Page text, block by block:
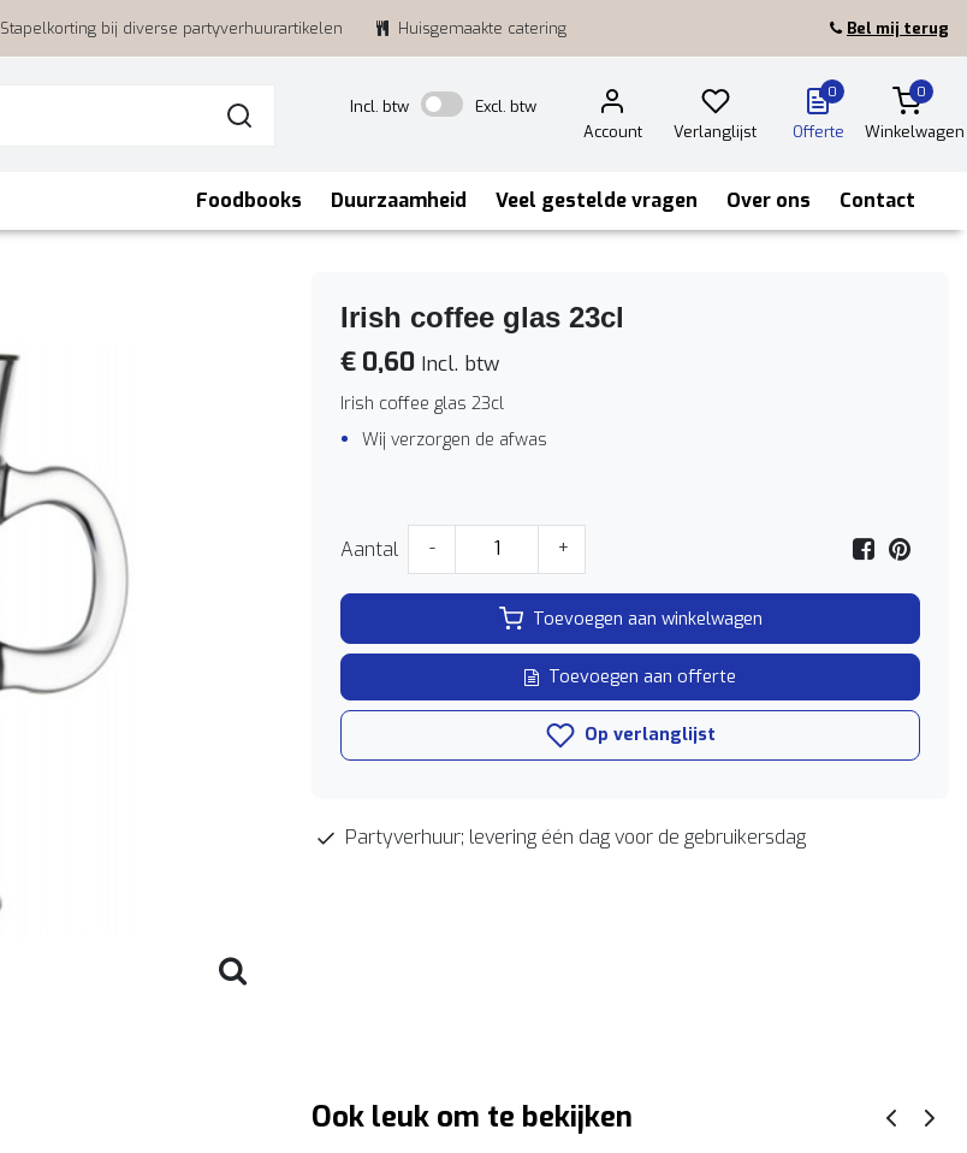
Stapelkorting bij diverse partyverhuurartikelen Huisgemaakte catering Bel mij terug
Incl. btw
Excl. btw
Account
Verlanglijst
0
Offerte
0
Winkelwagen
Foodbooks Duurzaamheid Veel gestelde vragen Over ons Contact
Irish coffee glas 23cl
€ 0,60 Incl. btw
Irish coffee glas 23cl
Wij verzorgen de afwas
Aantal - +
Toevoegen aan winkelwagen
Toevoegen aan offerte
Op verlanglijst
Partyverhuur; levering één dag voor de gebruikersdag
Ook leuk om te bekijken